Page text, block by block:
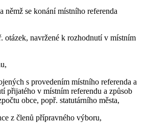
němž se konání místního referenda
otázek, navržené k rozhodnutí v místním
s provedením místního referenda a
přijatého v místním referendu a způsob
obce, popř. statutárního města,
z členů přípravného výboru,